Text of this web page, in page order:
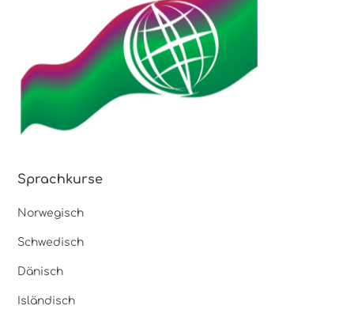
Sprachkurse
Norwegisch
Schwedisch
Dänisch
Isländisch